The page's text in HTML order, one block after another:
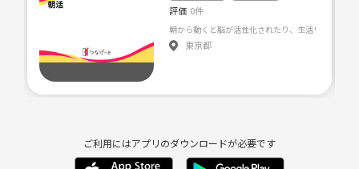
お家にトレーニングできるスペースとネット環境があれば参加できま
インストラクターがフォームを見てくれるので、画面はオンでお願いし
ます。
現在、20〜50代の男女が参加されています。
筋肉をつけたい方！
評価 0件
東京都
ご利用にはアプリのダウンロードが必要です